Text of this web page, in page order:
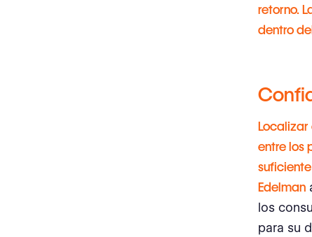
retorno.
dentro
Localizar
entre los
Edelman
los
para su